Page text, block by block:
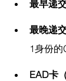
最早递
最晚递
1身份的
EAD卡